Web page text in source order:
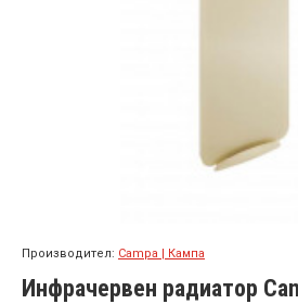
Производител: Campa | Кампа
Инфрачервен радиатор